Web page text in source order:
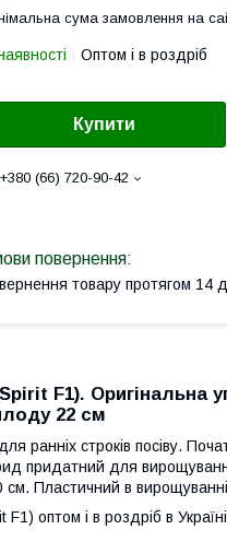
сума замовлення на
Оптом і в роздріб
Купити
+380 (66) 720-90-42
товару протягом 14
F1). Оригінальна
22 см
ранніх строків посіву.
придатний для
Пластичний в
F1) оптом і в роздріб в